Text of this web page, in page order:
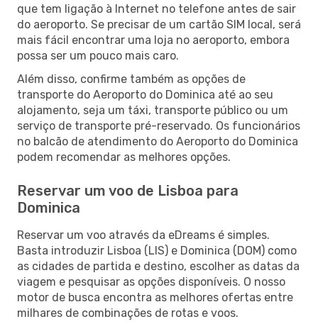
que tem ligação à Internet no telefone antes de sair
do aeroporto. Se precisar de um cartão SIM local, será
mais fácil encontrar uma loja no aeroporto, embora
possa ser um pouco mais caro.
Além disso, confirme também as opções de
transporte do Aeroporto do Dominica até ao seu
alojamento, seja um táxi, transporte público ou um
serviço de transporte pré-reservado. Os funcionários
no balcão de atendimento do Aeroporto do Dominica
podem recomendar as melhores opções.
Reservar um voo de Lisboa para
Dominica
Reservar um voo através da eDreams é simples.
Basta introduzir Lisboa (LIS) e Dominica (DOM) como
as cidades de partida e destino, escolher as datas da
viagem e pesquisar as opções disponíveis. O nosso
motor de busca encontra as melhores ofertas entre
milhares de combinações de rotas e voos.